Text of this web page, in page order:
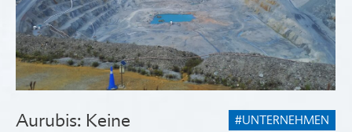
#UNTERNEHMEN
Aurubis: Keine